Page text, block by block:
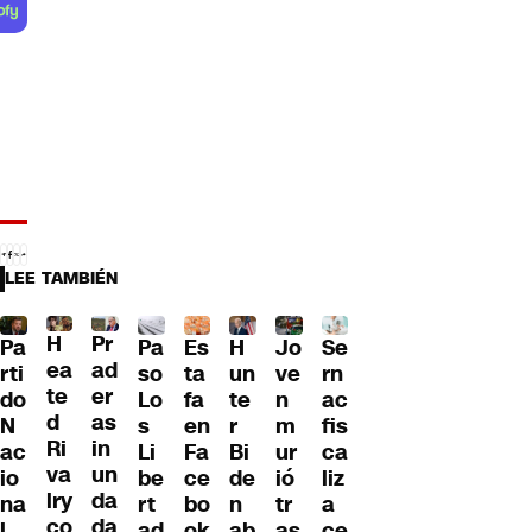
LEE TAMBIÉN
Pa
rti
do
N
ac
io
na
H
ea
te
d
Ri
va
lry
Pr
ad
er
as
in
un
da
Pa
so
Lo
s
Li
be
rt
Es
ta
fa
en
Fa
ce
bo
H
un
te
r
Bi
de
n
Jo
ve
n
m
ur
ió
tr
Se
rn
ac
fis
ca
liz
a